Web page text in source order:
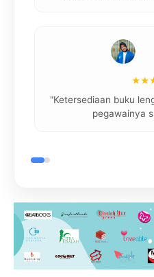
"Ketersediaan buku
pegawainya